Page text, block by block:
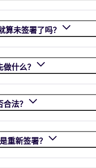
算未签署了吗？
什么？
法？
重新签署？